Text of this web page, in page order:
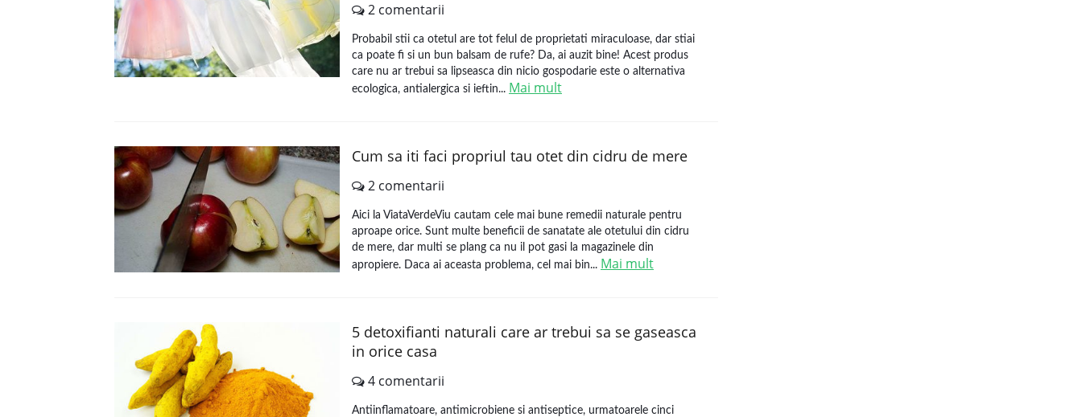
2 comentarii
Probabil stii ca otetul are tot felul de proprietati miraculoase, dar stiai
ca poate fi si un bun balsam de rufe? Da, ai auzit bine! Acest produs
care nu ar trebui sa lipseasca din nicio gospodarie este o alternativa
ecologica, antialergica si ieftin... Mai mult
Cum sa iti faci propriul tau otet din cidru de mere
2 comentarii
Aici la ViataVerdeViu cautam cele mai bune remedii naturale pentru
aproape orice. Sunt multe beneficii de sanatate ale otetului din cidru
de mere, dar multi se plang ca nu il pot gasi la magazinele din
apropiere. Daca ai aceasta problema, cel mai bin... Mai mult
5 detoxifianti naturali care ar trebui sa se gaseasca
in orice casa
4 comentarii
Antiinflamatoare, antimicrobiene si antiseptice, urmatoarele cinci